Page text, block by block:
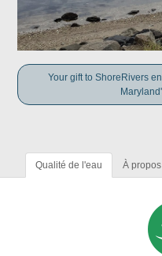
Your gift to ShoreRivers
Qualité de l'eau À